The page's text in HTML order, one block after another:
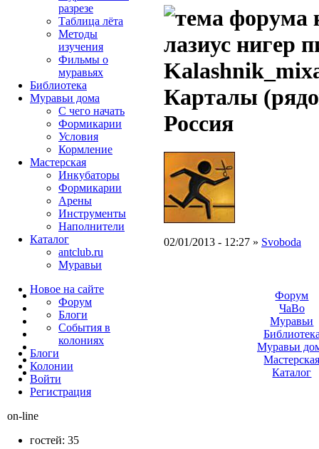
лазиус нигер
Карталы
Россия
02/01/2013 - 12:27 » Svoboda
разрезе
Таблица лёта
Методы
изучения
Фильмы о
муравьях
Библиотека
Муравьи дома
С чего начать
Формикарии
Условия
Кормление
Мастерская
Инкубаторы
Формикарии
Арены
Инструменты
Наполнители
Каталог
antclub.ru
Муравьи
Новое на сайте
Форум
Блоги
События в
колониях
Блоги
Колонии
Войти
Peгиcтpaция
on-line
гостей: 35
Форум
ЧаВо
Муравьи
Муравьи
Каталог